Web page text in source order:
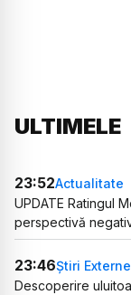
ULTIMELE
23:52Actualitate
UPDATE Ratingul
perspectivă
23:46Știri Externe
Descoperire